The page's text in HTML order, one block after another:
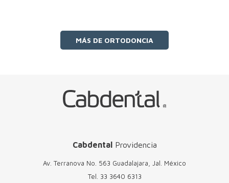
MÁS DE ORTODONCIA
CabdentalProvidencia
Av. Terranova No. 563 Guadalajara, Jal. México
Tel. 33 3640 6313